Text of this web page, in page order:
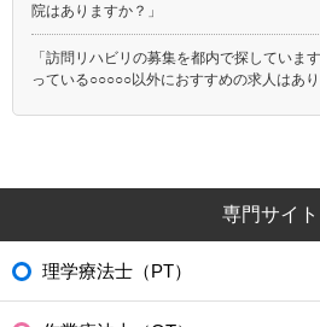
院はありますか？」
「訪問リハビリの募集を都内で探していま
っている○○○○○以外におすすめの求人はあり
専門サイト
理学療法士（PT）